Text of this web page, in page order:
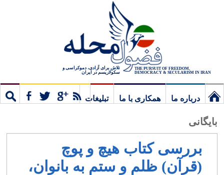
THE PURSUIT OF FREEDOM,
DEMOCRACY & SECULARISM IN IRAN
تلاش برای آزادی، دموکراسی و
سکولاریسم در ایران
درباره ما همکاری با ما
تبلیغات
بایگانی
بررسی کتاب هیچ و پوچ
(قرآن) ظلم و ستم به بانوان،